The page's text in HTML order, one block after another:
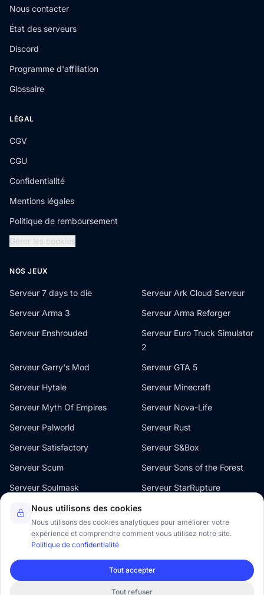
Nous utilisons des cookies
Nous utilisons des cookies analytiques pour améliorer votre
expérience et comprendre comment vous utilisez notre site.
Politique de confidentialité
Tout refuser
Tout accepter
Nous contacter
État des serveurs
Discord
Programme d'affiliation
Glossaire
LÉGAL
CGV
CGU
Confidentialité
Mentions légales
Politique de remboursement
Gérer les cookies
NOS JEUX
Serveur 7 days to die
Serveur Ark Cloud Serveur
Serveur Arma 3
Serveur Arma Reforger
Serveur Enshrouded
Serveur Euro Truck Simulator
2
Serveur Garry's Mod
Serveur GTA 5
Serveur Hytale
Serveur Minecraft
Serveur Myth Of Empires
Serveur Nova-Life
Serveur Palworld
Serveur Rust
Serveur Satisfactory
Serveur S&Box
Serveur Scum
Serveur Sons of the Forest
Serveur Soulmask
Serveur StarRupture
Serveur The Front
Serveur Valheim
Serveur Windrose
© 2026 Oxygenserv. Tous droits réservés.